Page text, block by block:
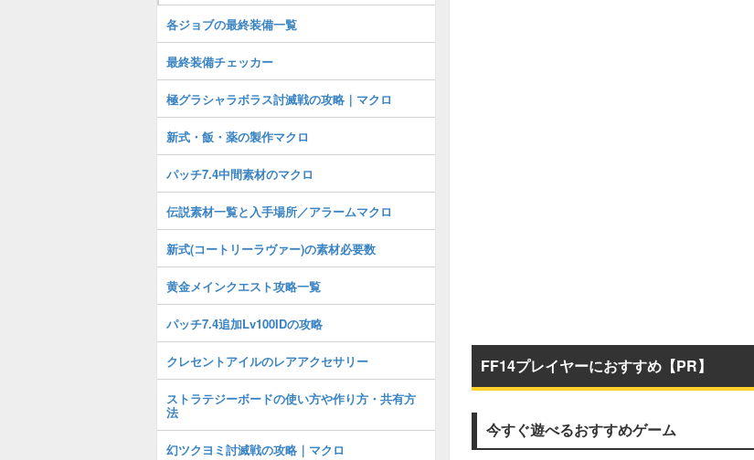
FF14プレイヤーにおすすめ【PR】
今すぐ遊べるおすすめゲーム
各ジョブの最終装備一覧
最終装備チェッカー
極グラシャラボラス討滅戦の攻略｜マクロ
新式・飯・薬の製作マクロ
パッチ7.4中間素材のマクロ
伝説素材一覧と入手場所／アラームマクロ
新式(コートリーラヴァー)の素材必要数
黄金メインクエスト攻略一覧
パッチ7.4追加Lv100IDの攻略
クレセントアイルのレアアクセサリー
ストラテジーボードの使い方や作り方・共有方
法
幻ツクヨミ討滅戦の攻略｜マクロ